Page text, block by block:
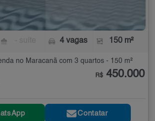
4 vagas 150 m²
no Maracanã com 3 quartos - 150 m²
R$ 450.000
Contatar